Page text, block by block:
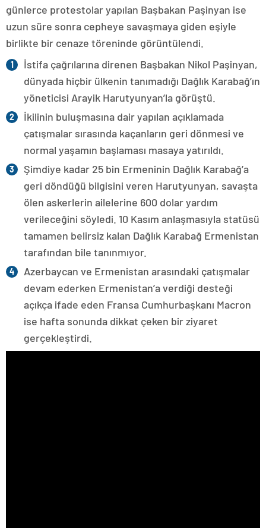
günlerce protestolar yapılan Başbakan Paşinyan ise
uzun süre sonra cepheye savaşmaya giden eşiyle
birlikte bir cenaze töreninde görüntülendi.
İstifa çağrılarına direnen Başbakan Nikol Paşinyan,
dünyada hiçbir ülkenin tanımadığı Dağlık Karabağ’ın
yöneticisi Arayik Harutyunyan’la görüştü.
İkilinin buluşmasına dair yapılan açıklamada
çatışmalar sırasında kaçanların geri dönmesi ve
normal yaşamın başlaması masaya yatırıldı.
Şimdiye kadar 25 bin Ermeninin Dağlık Karabağ’a
geri döndüğü bilgisini veren Harutyunyan, savaşta
ölen askerlerin ailelerine 600 dolar yardım
verileceğini söyledi. 10 Kasım anlaşmasıyla statüsü
tamamen belirsiz kalan Dağlık Karabağ Ermenistan
tarafından bile tanınmıyor.
Azerbaycan ve Ermenistan arasındaki çatışmalar
devam ederken Ermenistan’a verdiği desteği
açıkça ifade eden Fransa Cumhurbaşkanı Macron
ise hafta sonunda dikkat çeken bir ziyaret
gerçekleştirdi.